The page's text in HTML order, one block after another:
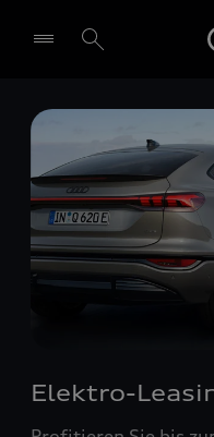
Händler wählen
Elektro-